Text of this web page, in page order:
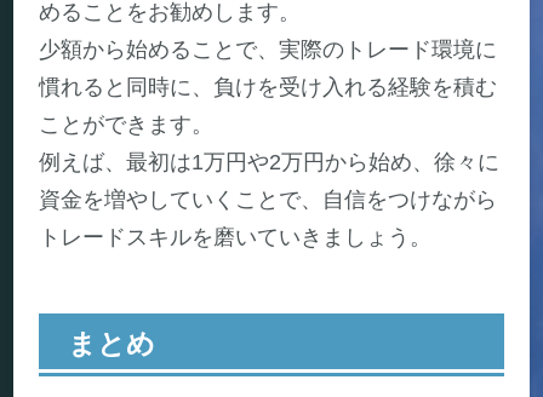
めることをお勧めします。
少額から始めることで、実際のトレード環境に
慣れると同時に、負けを受け入れる経験を積む
ことができます。
例えば、最初は1万円や2万円から始め、徐々に
資金を増やしていくことで、自信をつけながら
トレードスキルを磨いていきましょう。
まとめ